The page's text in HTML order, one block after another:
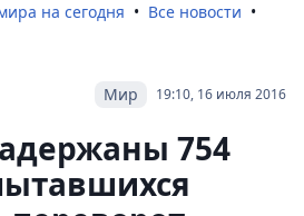
на сегодня
Все новости
19:10, 16 июля 2016
Мир
754